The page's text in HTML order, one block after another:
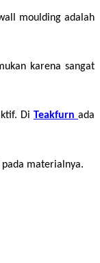
moulding adalah
karena sangat
Di Teakfurn ada
materialnya.